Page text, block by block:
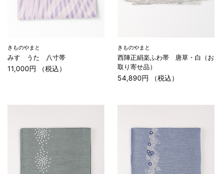
きものやまと
みすゞうた 八寸帯
11,000円 （税込）
きものやまと
西陣正絹楽ふわ帯 唐草・白（お
取り寄せ品）
54,890円 （税込）